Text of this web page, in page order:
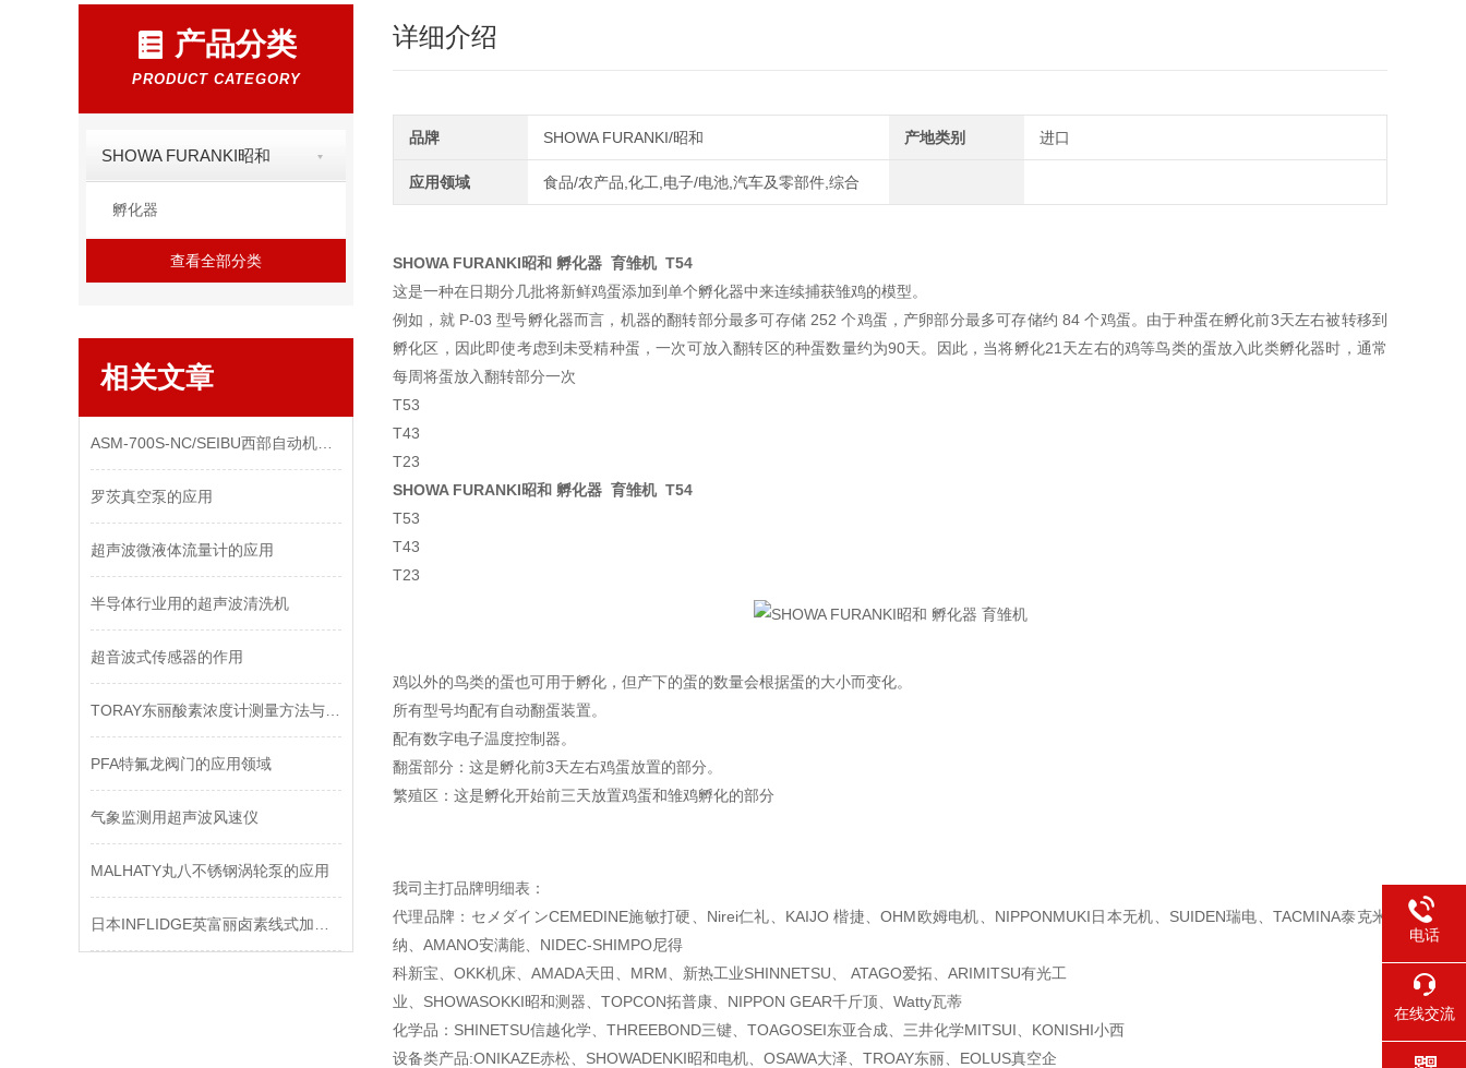
产品分类
PRODUCT CATEGORY
SHOWA FURANKI昭和
孵化器
查看全部分类
相关文章
罗茨真空泵的应用
超声波微液体流量计的应用
半导体行业用的超声波清洗机
超音波式传感器的作用
PFA特氟龙阀门的应用领域
气象监测用超声波风速仪
MALHATY丸八不锈钢涡轮泵的应用
详细介绍
品牌 SHOWA FURANKI/昭和 产地类别 进口
应用领域 食品/农产品,化工,电子/电池,汽车及零部件,综合
SHOWA FURANKI昭和 孵化器 育雏机 T54
这是一种在日期分几批将新鲜鸡蛋添加到单个孵化器中来连续捕获雏鸡的模型。
例如，就 P-03 型号孵化器而言，机器的翻转部分最多可存储 252 个鸡蛋，产卵部分最多可存储约 84 个鸡蛋。由于种蛋在孵化前3天左右被转移到
孵化区，因此即使考虑到未受精种蛋，一次可放入翻转区的种蛋数量约为90天。因此，当将孵化21天左右的鸡等鸟类的蛋放入此类孵化器时，通常
每周将蛋放入翻转部分一次
T53
T43
T23
SHOWA FURANKI昭和 孵化器 育雏机 T54
T53
T43
T23
鸡以外的鸟类的蛋也可用于孵化，但产下的蛋的数量会根据蛋的大小而变化。
所有型号均配有自动翻蛋装置。
配有数字电子温度控制器。
翻蛋部分：这是孵化前3天左右鸡蛋放置的部分。
繁殖区：这是孵化开始前三天放置鸡蛋和雏鸡孵化的部分
我司主打品牌明细表：
代理品牌：セメダインCEMEDINE施敏打硬、Nirei仁礼、KAIJO 楷捷、OHM欧姆电机、 NIPPONMUKI日本无机、SUIDEN瑞电、TACMINA泰克米
纳、AMANO安满能、NIDEC-SHIMPO尼得
科新宝、OKK机床、AMADA天田、MRM、新热工业SHINNETSU、 ATAGO爱拓、ARIMITSU有光工
业、SHOWASOKKI昭和测器、TOPCON拓普康、NIPPON GEAR千斤顶、Watty瓦蒂
化学品：SHINETSU信越化学、THREEBOND三键、TOAGOSEI东亚合成、三井化学MITSUI、 KONISHI小西
设备类产品:ONIKAZE赤松、SHOWADENKI昭和电机、OSAWA大泽、TROAY东丽、EOLUS真空企
电话
在线交流